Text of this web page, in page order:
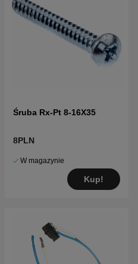
Śruba Rx-Pt 8-16X35
8PLN
W magazynie
Kup!